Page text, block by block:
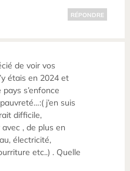
RÉPONDRE
de voir vos
étais en 2024 et
s’enfonce
j’en suis
difficile,
avec , de plus en
électricité,
etc..) . Quelle